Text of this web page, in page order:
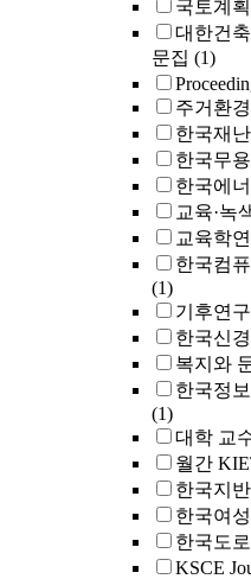
국토계획
대한건
문집 (1)
주거환
한국재
한국무
한국에
교육·녹
교육학
한국컴
(1)
기후연구
한국신
복지와
한국정
(1)
대학 교
월간
한국지
한국여
한국도
KSCE